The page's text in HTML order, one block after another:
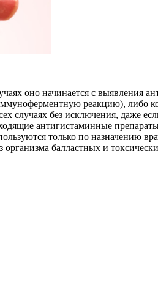
оно начинается с
реакцию),
случаях без исключения, даже
антигистаминные
только по назначению
балластных и